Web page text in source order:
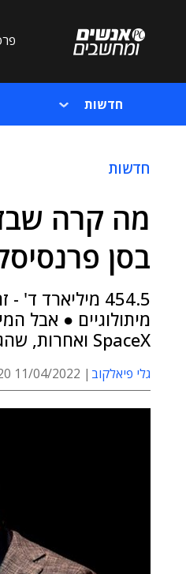
חדשות
חדשות
מה קרה
בסן
454.5
מיתולוגיים ● אבל
SpaceX ואחרות, שהגיעה כסקר בטוויטר
גלי פיאלקוב 11/04/2022 15:20